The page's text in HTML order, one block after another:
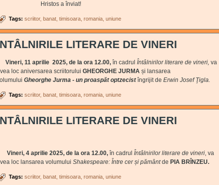
Hristos a înviat!
Tags: scriitor banat timisoara romania uniune
LITERARE DE VINERI
Vineri, 11 aprilie 2025, de la ora 12.00, în cadrul Întâlnirilor literare de vineri, va
loc aniversarea scriitorului GHEORGHE JURMA și lansarea
Gheorghe Jurma - un proaspăt optzecistîngrijit de Erwin Josef Ţigla.
Tags: scriitor banat timisoara romania uniune
LITERARE DE VINERI
Vineri, 4 aprilie 2025, de la ora 12.00, în cadrul Întâlnirilor literare de vineri, va
loc lansarea volumului Shakespeare: Între cer și pământde PIA BRÎNZEU.
Tags: scriitor banat timisoara romania uniune